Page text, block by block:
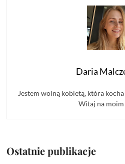
Daria
Jestem wolną kobietą, która
Witaj na
Ostatnie publikacje